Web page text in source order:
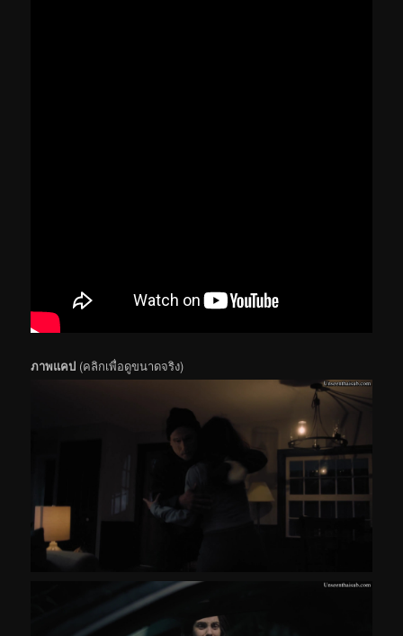
ภาพแคป (คลิกเพื่อดูขนาดจริง)